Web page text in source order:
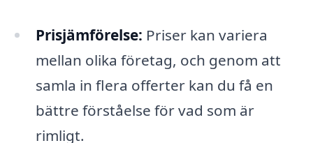
Prisjämförelse: Priser kan variera
mellan olika företag, och genom att
samla in flera offerter kan du få en
bättre förståelse för vad som är
rimligt.